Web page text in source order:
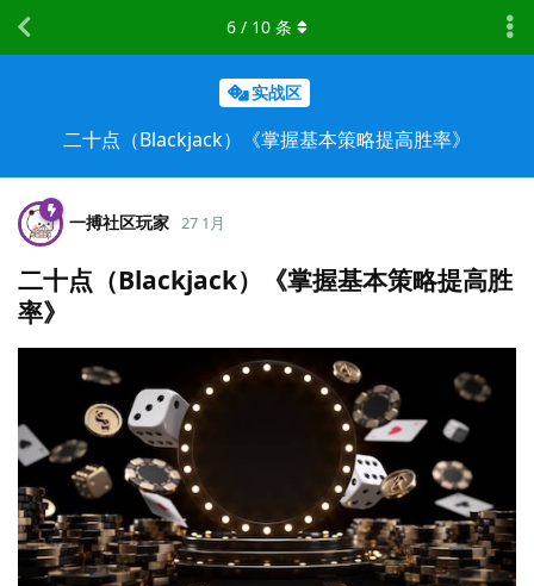
实战区
二十点（Blackjack）《掌握基本策略提高胜率》
6 / 10 条
一搏社区玩家 27 1月
二十点（Blackjack）《掌握基本策略提高胜
率》